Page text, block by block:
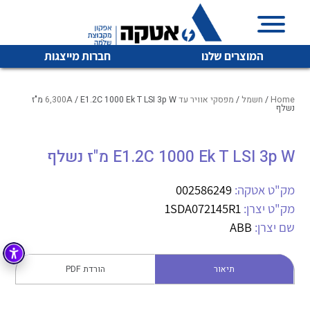
המוצרים שלנו חברות מייצגות
איכות | שרות | זמינות
והפצה של מוצרי
מיתוג, בקרה , ואינסטלציה חשמלית ופעילה ב7 תחומים:
חשמל מיתוג ואינסטלציה חשמלית
בקרה
זיווד
לכל מוצרי היצרן לכל מוצרי היצרן
לכל מוצרי היצרן לכל מוצרי היצרן
Home
/ חשמל / מפסקי אוויר עד 6,300A / E1.2C 1000 Ek T LSI 3p W מ"ז
נשלף
E1.2C 1000 Ek T LSI 3p W מ"ז נשלף
מק"ט אטקה: 002586249
מק"ט יצרן: 1SDA072145R1
שם יצרן: ABB
תיאור הורדת PDF